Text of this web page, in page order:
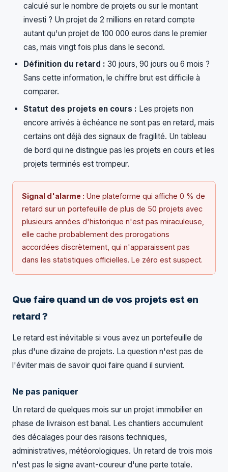
calculé sur le nombre de projets ou sur le montant
investi ? Un projet de 2 millions en retard compte
autant qu'un projet de 100 000 euros dans le premier
cas, mais vingt fois plus dans le second.
Définition du retard : 30 jours, 90 jours ou 6 mois ?
Sans cette information, le chiffre brut est difficile à
comparer.
Statut des projets en cours : Les projets non
encore arrivés à échéance ne sont pas en retard, mais
certains ont déjà des signaux de fragilité. Un tableau
de bord qui ne distingue pas les projets en cours et les
projets terminés est trompeur.
Signal d'alarme : Une plateforme qui affiche 0 % de
retard sur un portefeuille de plus de 50 projets avec
plusieurs années d'historique n'est pas miraculeuse,
elle cache probablement des prorogations
accordées discrètement, qui n'apparaissent pas
dans les statistiques officielles. Le zéro est suspect.
Que faire quand un de vos projets est en
retard ?
Le retard est inévitable si vous avez un portefeuille de
plus d'une dizaine de projets. La question n'est pas de
l'éviter mais de savoir quoi faire quand il survient.
Ne pas paniquer
Un retard de quelques mois sur un projet immobilier en
phase de livraison est banal. Les chantiers accumulent
des décalages pour des raisons techniques,
administratives, météorologiques. Un retard de trois mois
n'est pas le signe avant-coureur d'une perte totale.